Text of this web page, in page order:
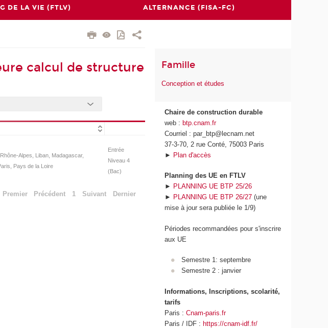
DE LA VIE (FTLV) ALTERNANCE (FISA-FC)
calcul de structure
Alpes, Liban, Madagascar,
Pays de la Loire
Entrée
Niveau 4
(Bac)
Premier Précédent 1 Suivant Dernier
Famille
Conception et études
Chaire de construction durable
web : btp.cnam.fr
Courriel : par_btp@lecnam.net
37-3-70, 2 rue Conté, 75003 Paris
► Plan d'accès
Planning des UE en FTLV
► PLANNING UE BTP 25/26
► PLANNING UE BTP 26/27 (une
mise à jour sera publiée le 1/9)
Périodes recommandées pour s'inscrire
aux UE
Semestre 1: septembre
Semestre 2 : janvier
Informations, Inscriptions, scolarité,
tarifs
Paris :Cnam-paris.fr
Paris / IDF : https://cnam-idf.fr/